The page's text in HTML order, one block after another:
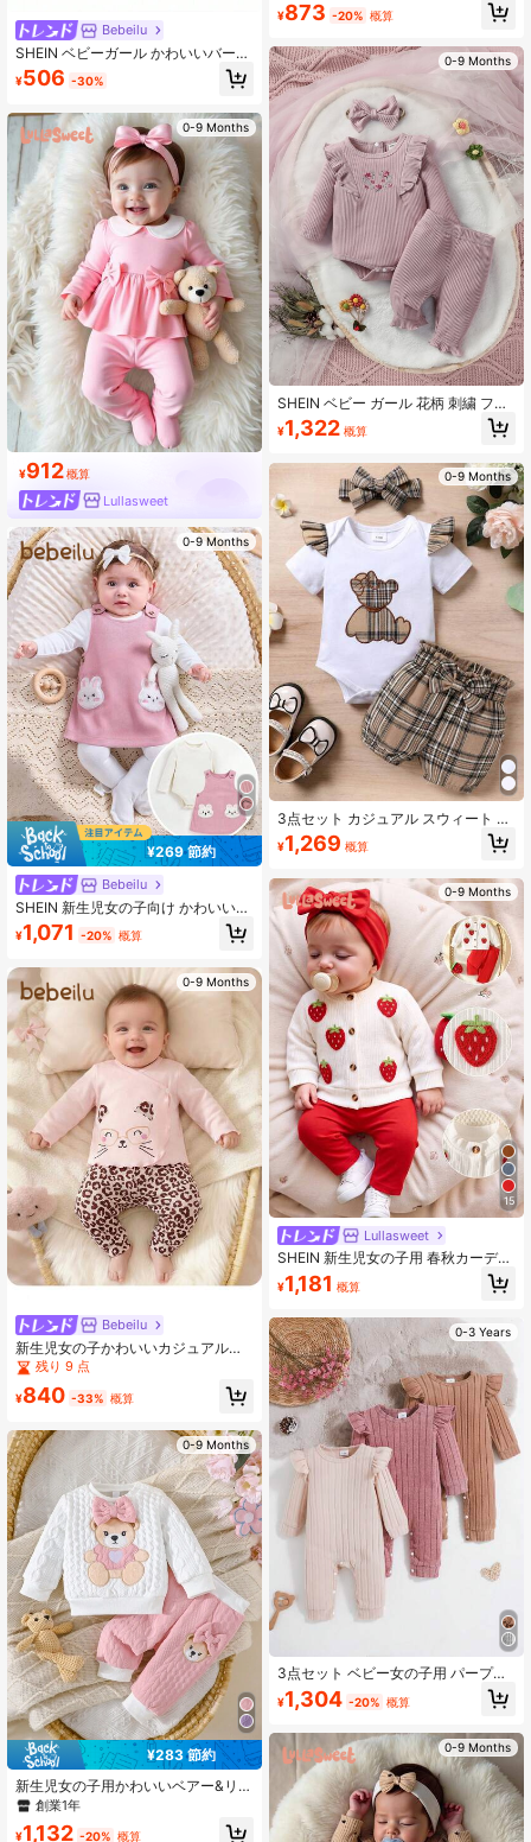
Bebeilu
SHEIN ベビーガール かわいいバーサ
タイル ピンク漫画刺繍ぬいぐるみい
ちご模様長袖スウェットシャツ&ウエ
¥506 -30%
0-9 Months
¥912 概算
Lullasweet
0-9 Months
¥269 節約
Bebeilu
SHEIN 新生児女の子向け かわいい
漫画柄 長袖 ニットトップ ドレスセ
ット、カジュアル
¥1,071 -20% 概算
0-9 Months
Bebeilu
新生児女の子かわいいカジュアル漫
画&ヒョウ柄長袖トップ&ウエスト伸
縮パンツセット
残り 9 点
¥840 -33% 概算
0-9 Months
¥283 節約
新生児女の子用かわいいベアー&リボ
ン フロック刺繍長袖トップ、コント
点セットアウトフィット
創業1年
¥1,132 -20% 概算
ス 3Dリボン付き かわいいアウトフ
¥873 -20% 概算
0-9 Months
SHEIN ベビー ガール 花柄 刺繍 フリ
ル スーツ 完全なセット
¥1,322 概算
0-9 Months
3点セット カジュアル スウィート エ
レガント キュートなベビーガールア
ウトフィットセット、ソフトで快
リルロンパースとチェック柄スポー
ツショーツ、ヘアバンド付き
¥1,269 概算
0-9 Months
15
Lullasweet
SHEIN 新生児女の子用 春秋カーディ
ガン、フェイクニット いちごコート
セット
¥1,181 概算
0-3 Years
3点セット ベビー女の子用 パープル
リブ長袖ジャンプスーツ & グレー/グ
リーンキャップスリーブジャンプス
¥1,304 -20% 概算
0-9 Months